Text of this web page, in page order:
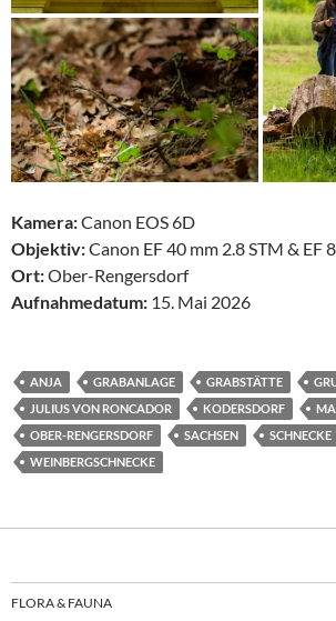
Kamera:Canon EOS 6D
Objektiv:Canon EF 40 mm 2.8 STM & EF
Ort:Ober-Rengersdorf
Aufnahmedatum: 15. Mai 2026
ANJA GRABANLAGE GRABSTÄTTE
JULIUS VON RONCADOR
KODERSDORF
OBER-RENGERSDORF
SACHSEN SCHNECKE
WEINBERGSCHNECKE
FLORA & FAUNA